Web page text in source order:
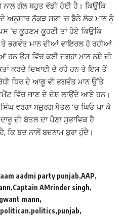
ਨਾਲ ਗੱਲ ਬਹੁਤ ਵੱਡੀ ਹੋਈ ਹੈ। ਕਿਉਂਕਿ
ਅਨੂਸਾਰ ਨੁੱਕੜ ਸਭਾ ‘ਚ ਬੈਠੇ ਲੋਕ ਮਾਨ ਨੂੰ
ਕੂਹਣਮ ਕੂਹਣੀ ਤਾਂ ਹੋਏ ਕਿਉਕਿ
ਭਗਵੰਤ ਮਾਨ ਦੀਆਂ ਵਾਇਰਲ ਹੋ ਰਹੀਆਂ
ਹਨ ਉਸ ਵਿੱਚ ਕਈ ਜਗ੍ਹਾ ਮਾਨ ਨਸ਼ੇ ਦੀ
ਕਰਦੇ ਦਿਖਾਈ ਦੇ ਰਹੇ ਹਨ ਤੇ ਇਸ ਤੋਂ
ਧਿਰ ਦੇ ਆਗੂ ਵੀ ਭਗਵੰਤ ਮਾਨ ਉੱਤੇ
ਵਿੱਚ ਜਾਣ ਦੇ ਦੋਸ਼ ਲਾਉਂਦੇ ਆਏ ਹਨ।
ਵਰਗਾ ਬਜ਼ੁਰਗ ਬੋਤਲ ‘ਚ ਘਿਓ ਪਾ ਕੇ
ਦੀ ਬੋਤਲ ਦਾ ਪੈਣਾ ਸੁਭਾਵਿਕ ਹੈ
ਕਿ ਬਦ ਨਾਲੋਂ ਬਦਨਾਮ ਬੁਰਾ ਹੁੰਦੈ।
aam aadmi party punjab AAP
Captain AMrinder singh
mann
politican politics punjab